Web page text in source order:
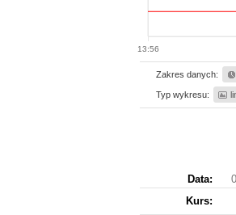
13:56
Zakres danych:
Typ wykresu:
Data:
Kurs: